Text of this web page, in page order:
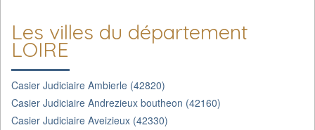
Les villes du département
LOIRE
Casier Judiciaire Ambierle (42820)
Casier Judiciaire Andrezieux boutheon (42160)
Casier Judiciaire Aveizieux (42330)